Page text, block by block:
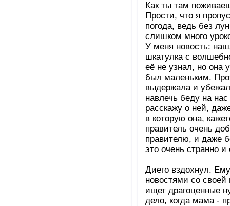
Как ты там
Прости, что я
погода, ведь без
слишком много
У меня новость:
шкатулка с
её не узнал, но она
был маленьким.
выдержала и
навлечь беду на
расскажу о ней,
в которую она,
правитель очень
правителю, и даже
это очень странно
Диего вздохнул.
новостями со
ищет драгоценные
дело, когда мама -